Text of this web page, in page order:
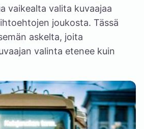
vaikealta valita kuvaajaa
joukosta. Tässä
askelta, joita
valinta etenee kuin